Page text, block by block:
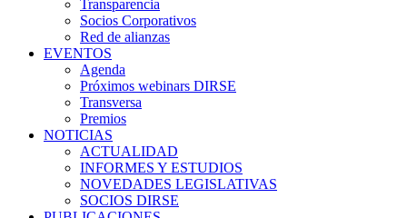
Transparencia
Socios Corporativos
Red de alianzas
EVENTOS
Agenda
Próximos webinars DIRSE
Transversa
Premios
NOTICIAS
ACTUALIDAD
INFORMES Y ESTUDIOS
NOVEDADES LEGISLATIVAS
SOCIOS DIRSE